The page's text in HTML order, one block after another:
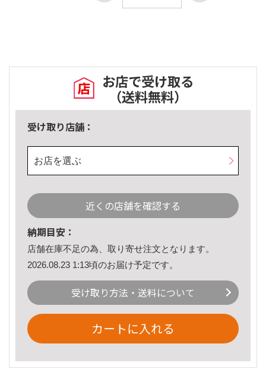
お店で受け取る
（送料無料）
受け取り店舗：
お店を選ぶ
近くの店舗を確認する
納期目安：
店舗在庫不足の為、取り寄せ注文となります。
2026.08.23 1:13頃のお届け予定です。
受け取り方法・送料について
カートに入れる